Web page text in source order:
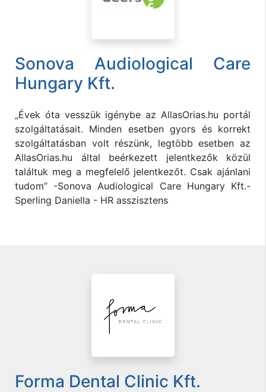
Sonova Audiological Care
Hungary Kft.
„Évek óta vesszük igénybe az AllasOrias.hu portál
szolgáltatásait. Minden esetben gyors és korrekt
szolgáltatásban volt részünk, legtöbb esetben az
AllasOrias.hu által beérkezett jelentkezők közül
találtuk meg a megfelelő jelentkezőt. Csak ajánlani
tudom” -Sonova Audiological Care Hungary Kft.-
Sperling Daniella - HR asszisztens
Forma Dental Clinic Kft.